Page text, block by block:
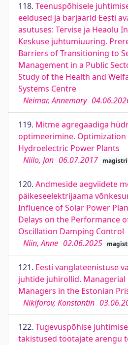
118. Teenuspõhisele
eeldused ja barjäärid Eesti
asutuses: Tervise ja Heaolu
Keskuse juhtumiuuring.
Barriers of Transitioning to
Management in a Public
Study of the Health and
Systems Centre
Neimar, Annemary
119. Mitme agregaadiga
optimeerimine.
Hydroelectric Power Plants
Niilo, Jan 06.07.2017
120. Andmeside aegviidete
päikeseelektrijaama
Influence of Solar Power
Delays on the Performance
Oscillation Damping Control
Niin, Anne 02.06.2025
121. Eesti vanglateenistuse
juhtide juhirollid.
Managers in the Estonian
Nikiforov, Konstantin
122. Tugevuspõhise
takistused töötajate arengu